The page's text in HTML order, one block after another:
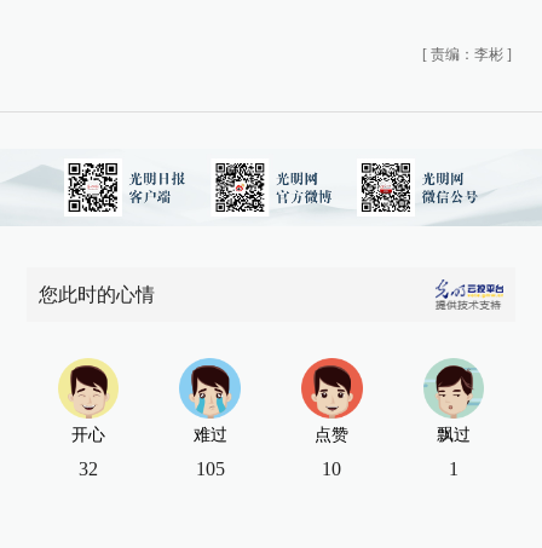
[ 责编：李彬 ]
您此时的心情
开心
32
难过
105
点赞
10
飘过
1